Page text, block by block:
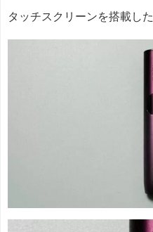
タッチスクリーンを搭載し